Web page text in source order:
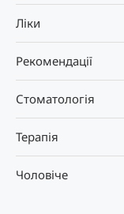
Ліки
Рекомендації
Стоматологія
Терапія
Чоловіче